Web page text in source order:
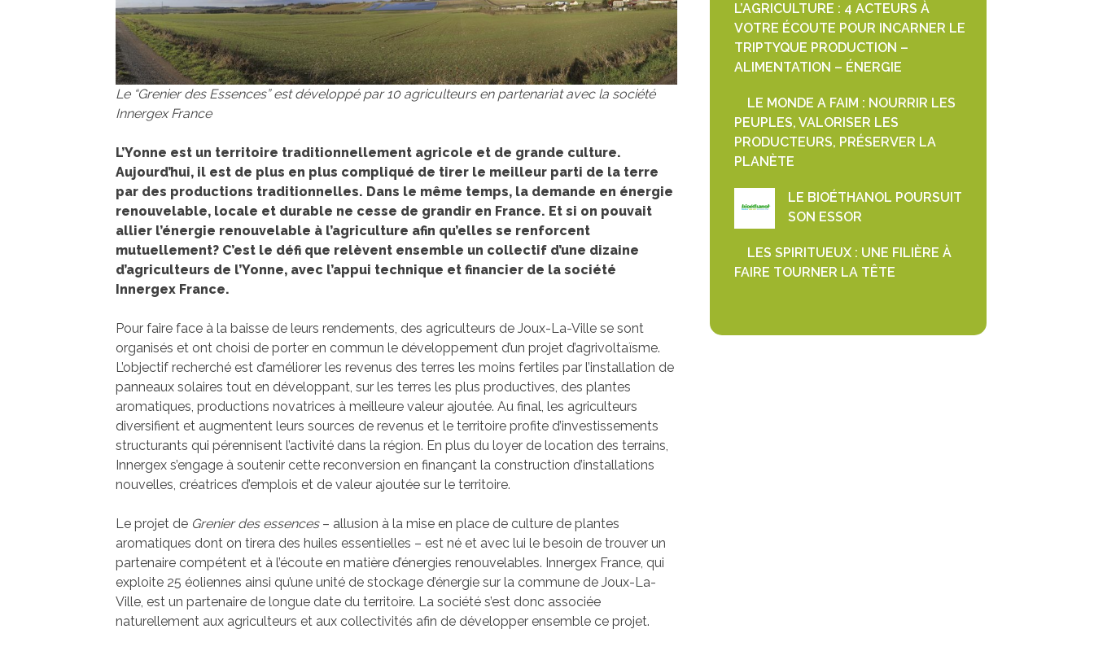
Le “Grenier des Essences” est développé par 10 agriculteurs en partenariat avec la société
Innergex France
L’Yonne est un territoire traditionnellement agricole et de grande culture.
Aujourd’hui, il est de plus en plus compliqué de tirer le meilleur parti de la terre
par des productions traditionnelles. Dans le même temps, la demande en énergie
renouvelable, locale et durable ne cesse de grandir en France. Et si on pouvait
allier l’énergie renouvelable à l’agriculture afin qu’elles se renforcent
mutuellement? C’est le défi que relèvent ensemble un collectif d’une dizaine
d’agriculteurs de l’Yonne, avec l’appui technique et financier de la société
Innergex France.
Pour faire face à la baisse de leurs rendements, des agriculteurs de Joux-La-Ville se sont
organisés et ont choisi de porter en commun le développement d’un projet d’agrivoltaïsme.
L’objectif recherché est d’améliorer les revenus des terres les moins fertiles par l’installation de
panneaux solaires tout en développant, sur les terres les plus productives, des plantes
aromatiques, productions novatrices à meilleure valeur ajoutée. Au final, les agriculteurs
diversifient et augmentent leurs sources de revenus et le territoire profite d’investissements
structurants qui pérennisent l’activité dans la région. En plus du loyer de location des terrains,
Innergex s’engage à soutenir cette reconversion en finançant la construction d’installations
nouvelles, créatrices d’emplois et de valeur ajoutée sur le territoire.
Le projet de Grenier des essences – allusion à la mise en place de culture de plantes
aromatiques dont on tirera des huiles essentielles – est né et avec lui le besoin de trouver un
partenaire compétent et à l’écoute en matière d’énergies renouvelables. Innergex France, qui
exploite 25 éoliennes ainsi qu’une unité de stockage d’énergie sur la commune de Joux-La-
Ville, est un partenaire de longue date du territoire. La société s’est donc associée
naturellement aux agriculteurs et aux collectivités afin de développer ensemble ce projet.
L’AGRICULTURE : 4 ACTEURS À
VOTRE ÉCOUTE POUR INCARNER LE
TRIPTYQUE PRODUCTION –
ALIMENTATION – ÉNERGIE
LE MONDE A FAIM : NOURRIR LES
PEUPLES, VALORISER LES
PRODUCTEURS, PRÉSERVER LA
PLANÈTE
LE BIOÉTHANOL POURSUIT
SON ESSOR
LES SPIRITUEUX : UNE FILIÈRE À
FAIRE TOURNER LA TÊTE